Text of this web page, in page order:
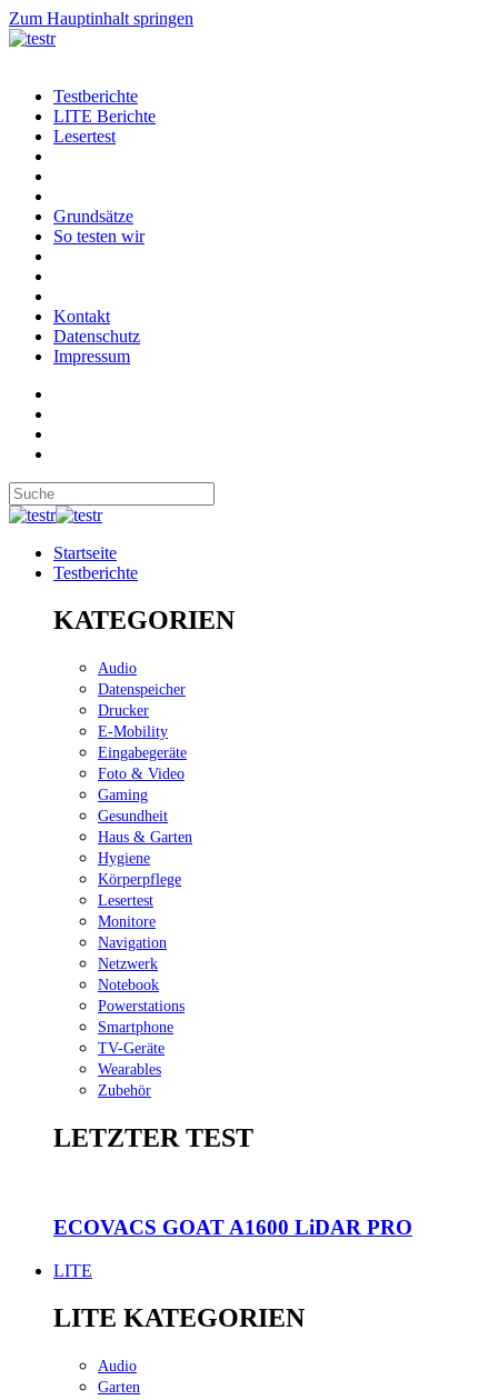
Zum Hauptinhalt springen
Testberichte
LITE Berichte
Lesertest
Grundsätze
So testen wir
Kontakt
Datenschutz
Impressum
Startseite
Testberichte
KATEGORIEN
Audio
Datenspeicher
Drucker
E-Mobility
Eingabegeräte
Foto & Video
Gaming
Gesundheit
Haus & Garten
Hygiene
Körperpflege
Lesertest
Monitore
Navigation
Netzwerk
Notebook
Powerstations
Smartphone
TV-Geräte
Wearables
Zubehör
LETZTER TEST
ECOVACS GOAT A1600 LiDAR PRO
LITE
LITE KATEGORIEN
Audio
Garten